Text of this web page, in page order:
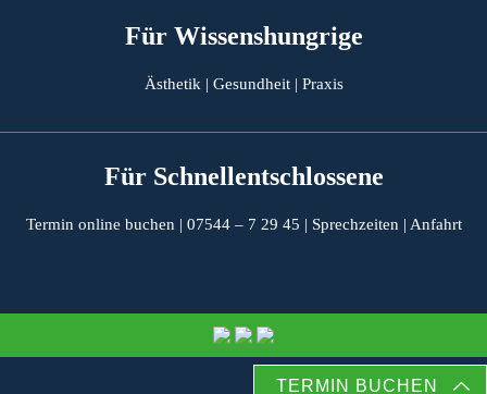
TERMIN BUCHEN
Für Wissenshungrige
Ästhetik | Gesundheit| Praxis
Für Schnellentschlossene
Termin online buchen | 07544 – 7 29 45 | Sprechzeiten | Anfahrt